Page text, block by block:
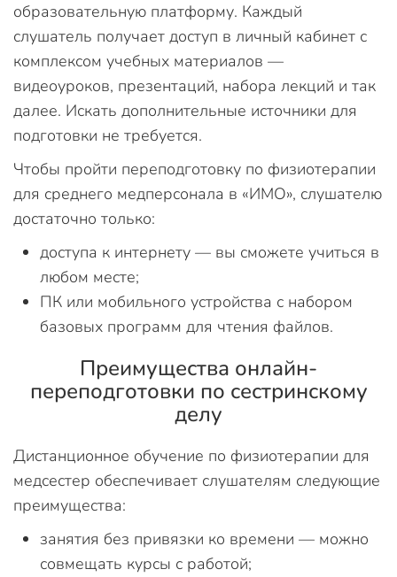
образовательную платформу. Каждый
слушатель получает доступ в личный кабинет с
комплексом учебных материалов —
видеоуроков, презентаций, набора лекций и так
далее. Искать дополнительные источники для
подготовки не требуется.
Чтобы пройти переподготовку по физиотерапии
для среднего медперсонала в «ИМО», слушателю
достаточно только:
доступа к интернету — вы сможете учиться в
любом месте;
ПК или мобильного устройства с набором
базовых программ для чтения файлов.
Преимущества онлайн-
переподготовки по сестринскому
делу
Дистанционное обучение по физиотерапии для
медсестер обеспечивает слушателям следующие
преимущества:
занятия без привязки ко времени — можно
совмещать курсы с работой;